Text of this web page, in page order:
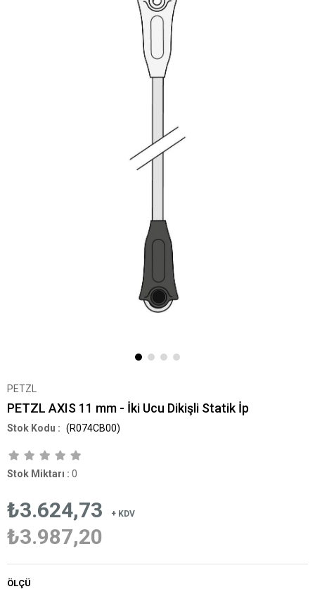
PETZL
PETZL AXIS 11 mm - İki Ucu Dikişli Statik İp
(R074CB00)
Stok Miktarı : 0
₺3.624,73 + KDV
₺3.987,20
ÖLÇÜ